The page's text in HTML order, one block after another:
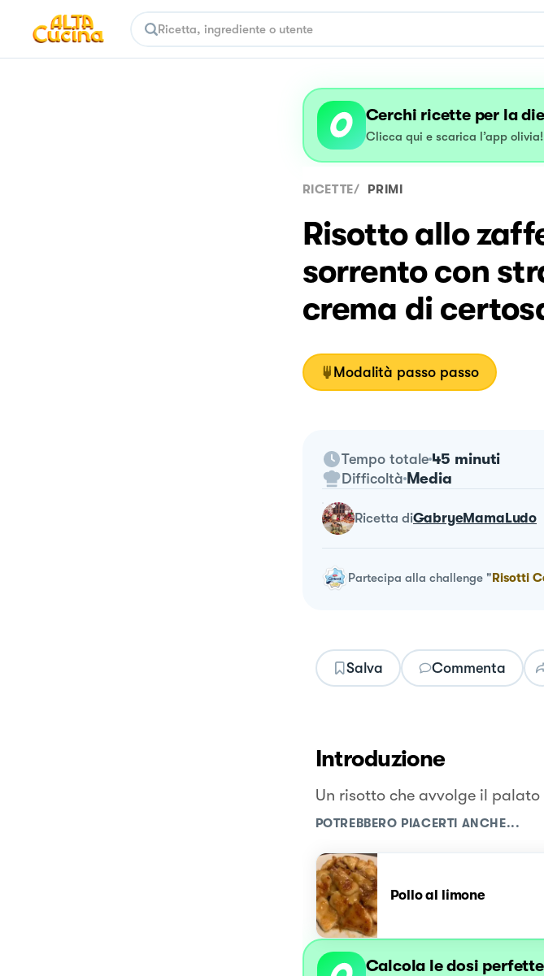
Cerchi ricette per la
Clicca qui e scarica l’app olivia!
RICETTE/ PRIMI
Risotto allo
sorrento con
crema di
Modalità passo passo
Tempo totale 45 minuti
Difficoltà Media
ricetta diGabryeMamaLudo
Partecipa alla challenge"Risotti
Salva Commenta
Introduzione
Un risotto che avvolge il
POTREBBERO PIACERTI ANCHE...
Pollo al limone
Calcola le dosi